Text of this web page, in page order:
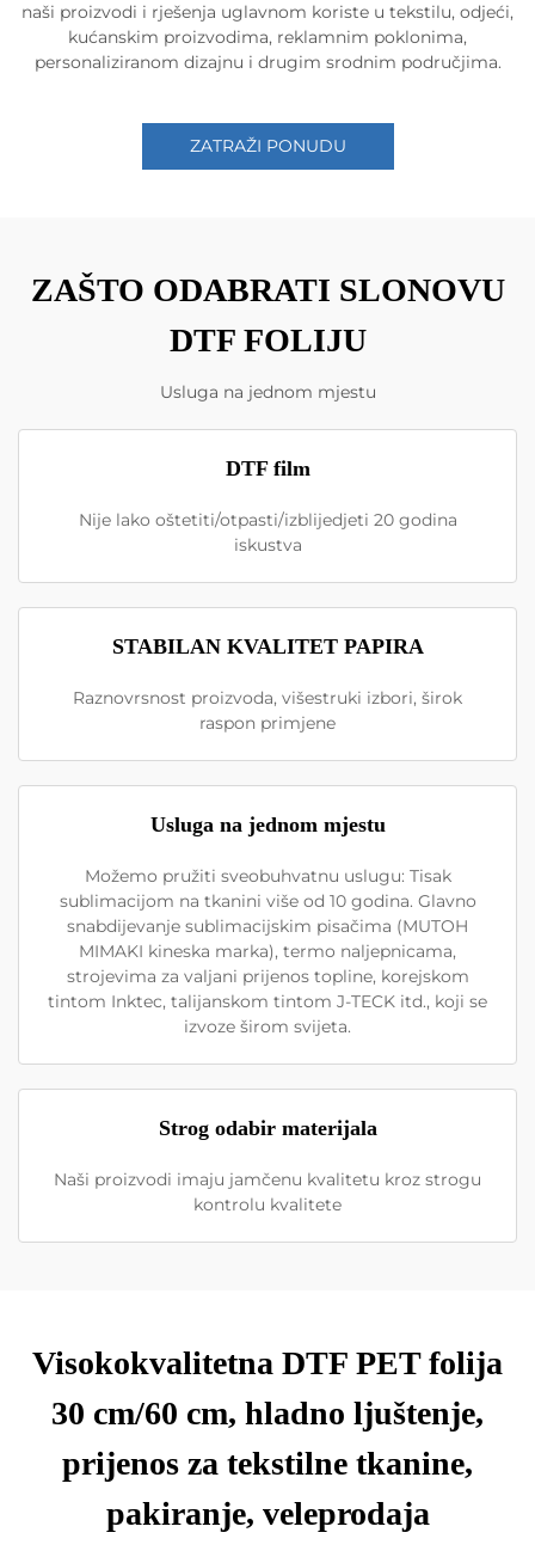
naši proizvodi i rješenja uglavnom koriste u tekstilu, odjeći,
kućanskim proizvodima, reklamnim poklonima,
personaliziranom dizajnu i drugim srodnim područjima.
ZATRAŽI PONUDU
ZAŠTO ODABRATI SLONOVU
DTF FOLIJU
Usluga na jednom mjestu
DTF film
Nije lako oštetiti/otpasti/izblijedjeti 20 godina
iskustva
STABILAN KVALITET PAPIRA
Raznovrsnost proizvoda, višestruki izbori, širok
raspon primjene
Usluga na jednom mjestu
Možemo pružiti sveobuhvatnu uslugu: Tisak
sublimacijom na tkanini više od 10 godina. Glavno
snabdijevanje sublimacijskim pisačima (MUTOH
MIMAKI kineska marka), termo naljepnicama,
strojevima za valjani prijenos topline, korejskom
tintom Inktec, talijanskom tintom J-TECK itd., koji se
izvoze širom svijeta.
Strog odabir materijala
Naši proizvodi imaju jamčenu kvalitetu kroz strogu
kontrolu kvalitete
Visokokvalitetna DTF PET folija
30 cm/60 cm, hladno ljuštenje,
prijenos za tekstilne tkanine,
pakiranje, veleprodaja